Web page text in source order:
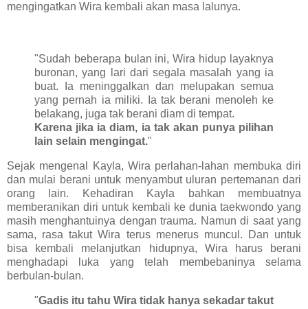
mengingatkan Wira kembali akan masa lalunya.
"Sudah beberapa bulan ini, Wira hidup layaknya
buronan, yang lari dari segala masalah yang ia
buat. Ia meninggalkan dan melupakan semua
yang pernah ia miliki. Ia tak berani menoleh ke
belakang, juga tak berani diam di tempat.
Karena jika ia diam, ia tak akan punya pilihan
lain selain mengingat."
Sejak mengenal Kayla, Wira perlahan-lahan membuka diri
dan mulai berani untuk menyambut uluran pertemanan dari
orang lain. Kehadiran Kayla bahkan membuatnya
memberanikan diri untuk kembali ke dunia taekwondo yang
masih menghantuinya dengan trauma. Namun di saat yang
sama, rasa takut Wira terus menerus muncul. Dan untuk
bisa kembali melanjutkan hidupnya, Wira harus berani
menghadapi luka yang telah membebaninya selama
berbulan-bulan.
"Gadis itu tahu Wira tidak hanya sekadar takut